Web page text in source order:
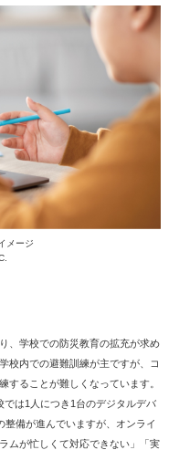
メージ
、学校での防災教育の拡充が求め
校内での避難訓練が主ですが、コ
することが難しくなっています。
は1人につき1台のデジタルデバ
備が進んでいますが、オンライ
ムが忙しくて対応できない」「実